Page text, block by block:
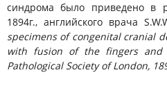
синдрома было приведено в
1894г., английского врача
specimens of congenital cranial
with fusion of the fingers
Pathological Society of London,